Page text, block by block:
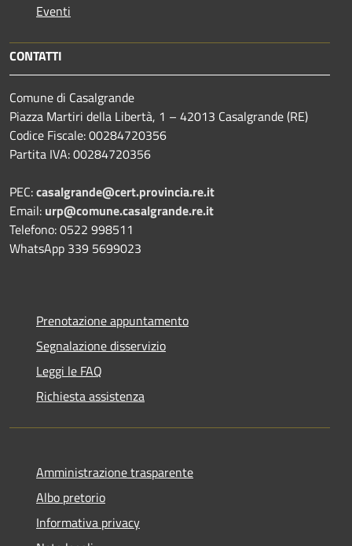
Eventi
CONTATTI
Comune di Casalgrande
Piazza Martiri della Libertà, 1 – 42013 Casalgrande (RE)
Codice Fiscale: 00284720356
Partita IVA: 00284720356
PEC:casalgrande@cert.provincia.re.it
Email: urp@comune.casalgrande.re.it
Telefono: 0522 998511
WhatsApp 339 5699023
Prenotazione appuntamento
Segnalazione disservizio
Leggi le FAQ
Richiesta assistenza
Amministrazione trasparente
Albo pretorio
Informativa privacy